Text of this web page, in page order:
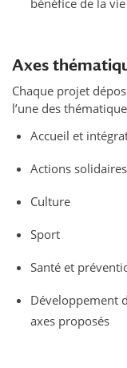
bénéfice de la
Axes
Chaque projet
l’une des
Accueil et
Actions
Culture
Sport
Santé et
Développement
axes proposés